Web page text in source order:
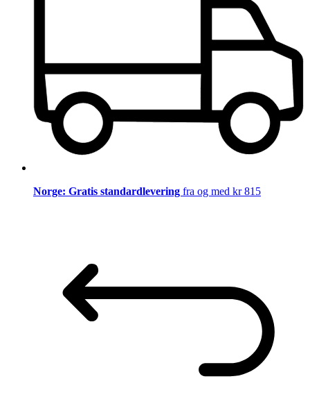
Norge: Gratis standardlevering fra og med kr 815